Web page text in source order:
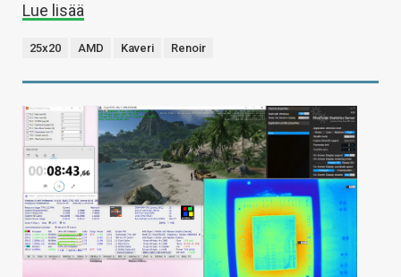
Lue lisää
25x20 AMD Kaveri Renoir